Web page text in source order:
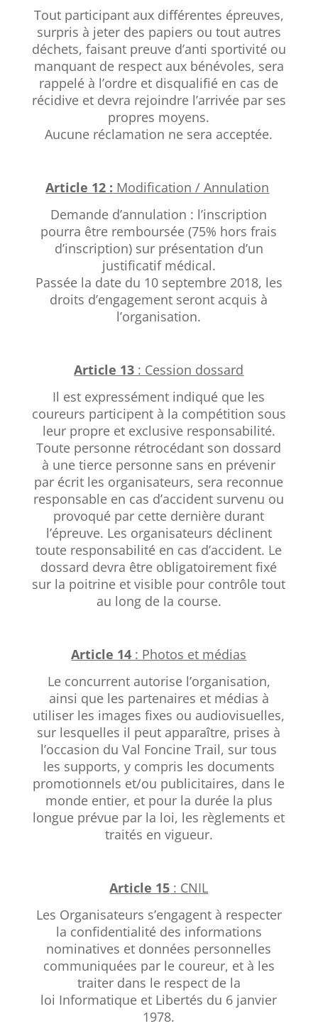
Tout participant aux différentes épreuves,
surpris à jeter des papiers ou tout autres
déchets, faisant preuve d’anti sportivité ou
manquant de respect aux bénévoles, sera
rappelé à l’ordre et disqualifié en cas de
récidive et devra rejoindre l’arrivée par ses
propres moyens.
Aucune réclamation ne sera acceptée.
Article 12 : Modification / Annulation
Demande d’annulation : l’inscription
pourra être remboursée (75% hors frais
d’inscription) sur présentation d’un
justificatif médical.
Passée la date du 10 septembre 2018, les
droits d’engagement seront acquis à
l’organisation.
Article 13 : Cession dossard
Il est expressément indiqué que les
coureurs participent à la compétition sous
leur propre et exclusive responsabilité.
Toute personne rétrocédant son dossard
à une tierce personne sans en prévenir
par écrit les organisateurs, sera reconnue
responsable en cas d’accident survenu ou
provoqué par cette dernière durant
l’épreuve. Les organisateurs déclinent
toute responsabilité en cas d’accident. Le
dossard devra être obligatoirement fixé
sur la poitrine et visible pour contrôle tout
au long de la course.
Article 14 : Photos et médias
Le concurrent autorise l’organisation,
ainsi que les partenaires et médias à
utiliser les images fixes ou audiovisuelles,
sur lesquelles il peut apparaître, prises à
l’occasion du Val Foncine Trail, sur tous
les supports, y compris les documents
promotionnels et/ou publicitaires, dans le
monde entier, et pour la durée la plus
longue prévue par la loi, les règlements et
traités en vigueur.
Article 15 : CNIL
Les Organisateurs s’engagent à respecter
la confidentialité des informations
nominatives et données personnelles
communiquées par le coureur, et à les
traiter dans le respect de la
loi Informatique et Libertés du 6 janvier
1978.